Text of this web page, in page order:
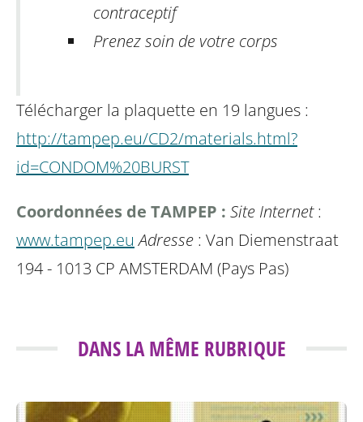
contraceptif
Prenez soin de votre corps
Télécharger la plaquette en 19 langues :
http://tampep.eu/CD2/materials.html?
id=CONDOM%20BURST
Coordonnées de TAMPEP : Site Internet:
www.tampep.eu Adresse : Van Diemenstraat
194 - 1013 CP AMSTERDAM (Pays Pas)
DANS LA MÊME RUBRIQUE